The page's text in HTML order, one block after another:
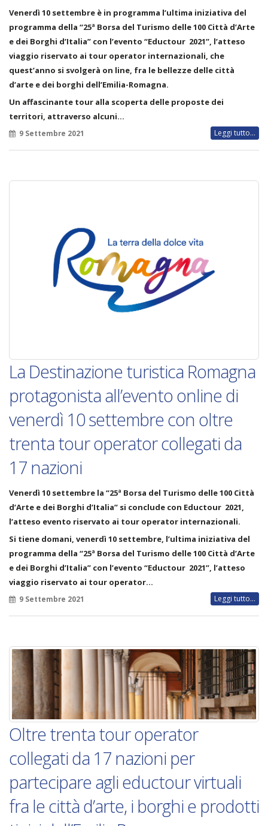
Venerdì 10 settembre è in programma l’ultima iniziativa del
programma della “25ª Borsa del Turismo delle 100 Città d’Arte
e dei Borghi d’Italia” con l’evento “Eductour 2021”, l’atteso
viaggio riservato ai tour operator internazionali, che
quest’anno si svolgerà on line, fra le bellezze delle città
d’arte e dei borghi dell’Emilia-Romagna.
Un affascinante tour alla scoperta delle proposte dei
territori, attraverso alcuni…
9 Settembre 2021 Leggi tutto...
La Destinazione turistica Romagna
protagonista all’evento online di
venerdì 10 settembre con oltre
trenta tour operator collegati da
17 nazioni
Venerdì 10 settembre la “25ª Borsa del Turismo delle 100 Città
d’Arte e dei Borghi d’Italia” si conclude con Eductour 2021,
l’atteso evento riservato ai tour operator internazionali.
Si tiene domani, venerdì 10 settembre, l’ultima iniziativa del
programma della “25ª Borsa del Turismo delle 100 Città d’Arte
e dei Borghi d’Italia” con l’evento “Eductour 2021”, l’atteso
viaggio riservato ai tour operator…
9 Settembre 2021 Leggi tutto...
Oltre trenta tour operator
collegati da 17 nazioni per
partecipare agli eductour virtuali
fra le città d’arte, i borghi e prodotti